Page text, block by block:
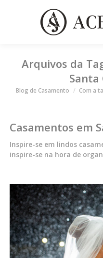
Arquivos da
Santa
Você está aqui
Blog de Casamento Com a
Casamentos em
Inspire-se em lindos
inspire-se na hora de